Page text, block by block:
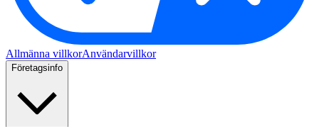
Allmänna villkorAnvändarvillkor
Företagsinfo